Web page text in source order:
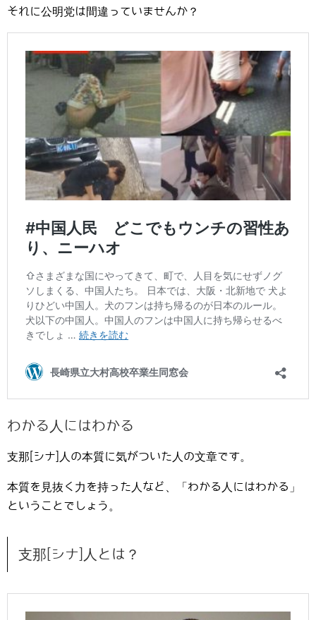
それに公明党は間違っていませんか？
わかる人にはわかる
支那[シナ]人の本質に気がついた人の文章です。
本質を見抜く力を持った人など、「わかる人にはわかる」
ということでしょう。
支那[シナ]人とは？